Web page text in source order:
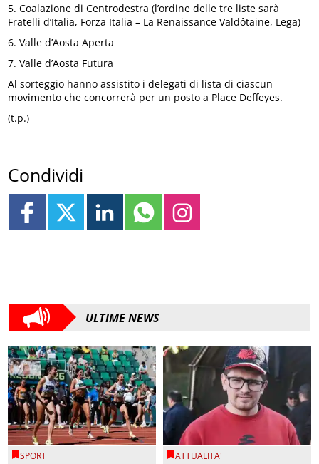
5. Coalazione di Centrodestra (l’ordine delle tre liste sarà
Fratelli d’Italia, Forza Italia – La Renaissance Valdôtaine, Lega)
6. Valle d’Aosta Aperta
7. Valle d’Aosta Futura
Al sorteggio hanno assistito i delegati di lista di ciascun
movimento che concorrerà per un posto a Place Deffeyes.
(t.p.)
Condividi
ULTIME NEWS
SPORT ATTUALITA'